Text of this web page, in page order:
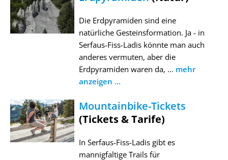
Die Erdpyramiden sind eine
natürliche Gesteinsformation. Ja - in
Serfaus-Fiss-Ladis könnte man auch
anderes vermuten, aber die
Erdpyramiden waren da, ... mehr
anzeigen ...
Mountainbike-Tickets
(Tickets & Tarife)
In Serfaus-Fiss-Ladis gibt es
mannigfaltige Trails für